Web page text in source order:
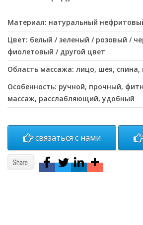
Материал: натуральный
Цвет: белый / зеленый / розовый /
фиолетовый / другой цвет
Область массажа: лицо, шея, спина,
Особенность: ручной, прочный,
массаж, расслабляющий, удобный
связаться с нами